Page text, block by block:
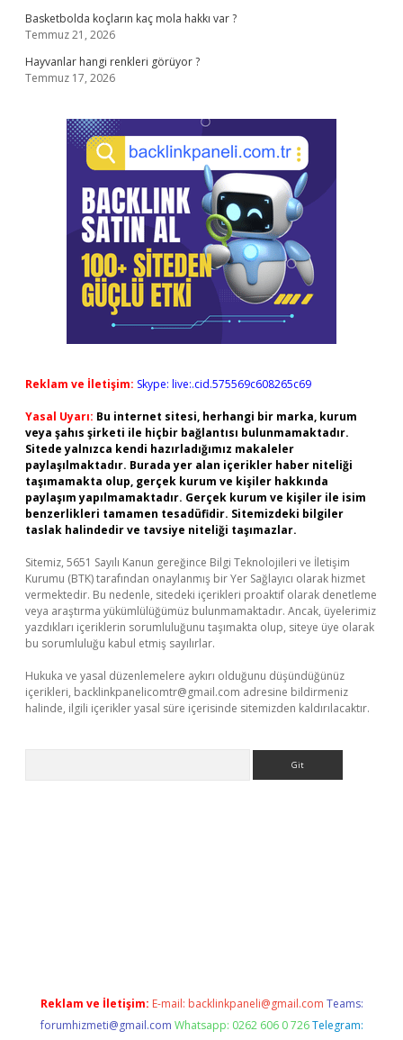
Basketbolda koçların kaç mola hakkı var ?
Temmuz 21, 2026
Hayvanlar hangi renkleri görüyor ?
Temmuz 17, 2026
Reklam ve İletişim: Skype: live:.cid.575569c608265c69
Yasal Uyarı: Bu internet sitesi, herhangi bir marka, kurum
veya şahıs şirketi ile hiçbir bağlantısı bulunmamaktadır.
Sitede yalnızca kendi hazırladığımız makaleler
paylaşılmaktadır. Burada yer alan içerikler haber niteliği
taşımamakta olup, gerçek kurum ve kişiler hakkında
paylaşım yapılmamaktadır. Gerçek kurum ve kişiler ile isim
benzerlikleri tamamen tesadüfidir. Sitemizdeki bilgiler
taslak halindedir ve tavsiye niteliği taşımazlar.
Sitemiz, 5651 Sayılı Kanun gereğince Bilgi Teknolojileri ve İletişim
Kurumu (BTK) tarafından onaylanmış bir Yer Sağlayıcı olarak hizmet
vermektedir. Bu nedenle, sitedeki içerikleri proaktif olarak denetleme
veya araştırma yükümlülüğümüz bulunmamaktadır. Ancak, üyelerimiz
yazdıkları içeriklerin sorumluluğunu taşımakta olup, siteye üye olarak
bu sorumluluğu kabul etmiş sayılırlar.
Hukuka ve yasal düzenlemelere aykırı olduğunu düşündüğünüz
içerikleri, backlinkpanelicomtr@gmail.com adresine bildirmeniz
halinde, ilgili içerikler yasal süre içerisinde sitemizden kaldırılacaktır.
Reklam ve İletişim: E-mail: backlinkpaneli@gmail.com Teams:
forumhizmeti@gmail.com Whatsapp: 0262 606 0 726 Telegram: